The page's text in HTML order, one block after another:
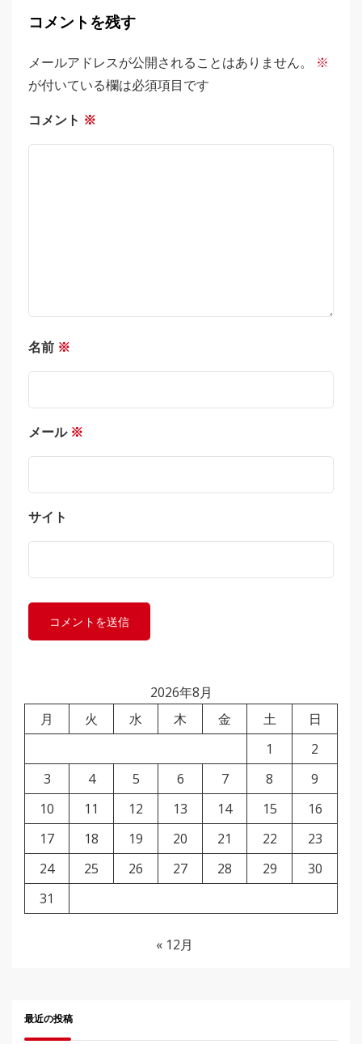
コメントを残す
メールアドレスが公開されることはありません。
※
が付いている欄は必須項目です
コメント ※
名前 ※
メール ※
サイト
2026年8月
月
火 水 木 金 土
日
1
2
3
4 5 6 7 8
9
10
11 12 13 14 15
16
17
18 19 20 21 22
23
24
25 26 27 28 29
30
31
« 12月
最近の投稿